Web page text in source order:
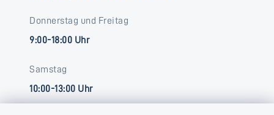
Donnerstag und Freitag
9:00-18:00 Uhr
Samstag
10:00-13:00 Uhr